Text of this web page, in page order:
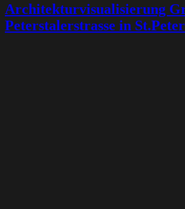
Architekturvisualisierung
Peterstalerstrasse in St.Peter